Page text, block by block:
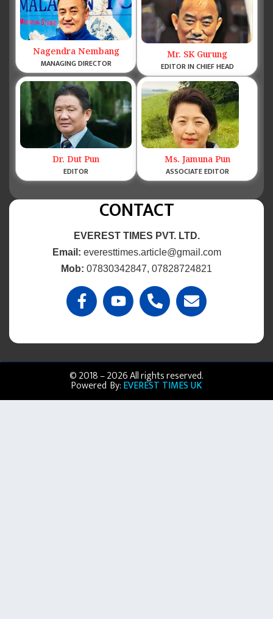
Nagendra Nembang
MANAGING DIRECTOR
Mr. SK Gurung
EDITOR IN CHIEF HEAD
Dr. Dut Pun
EDITOR
Ms. Jamuna Pun
ASSOCIATE EDITOR
CONTACT
EVEREST TIMES PVT. LTD.
Email: everesttimes.article@gmail.com
Mob: 07830342847, 07828724821
© 2018 – 2026 All rights reserved.
Powered By:EVEREST TIMES UK